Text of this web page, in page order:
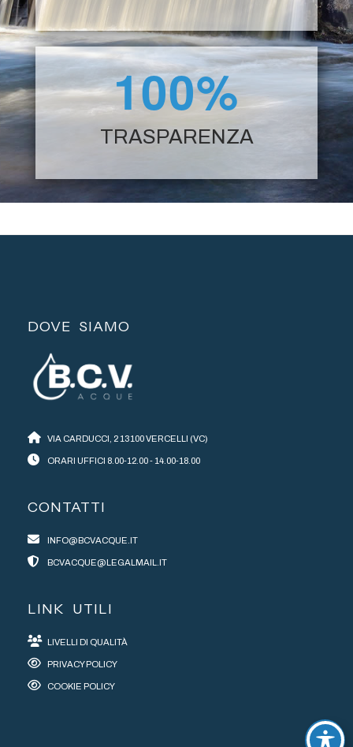
100%
TRASPARENZA
DOVE SIAMO
VIA CARDUCCI, 2 13100 VERCELLI (VC)
ORARI UFFICI 8.00-12.00 - 14.00-18.00
CONTATTI
INFO@BCVACQUE.IT
BCVACQUE@LEGALMAIL.IT
LINK UTILI
LIVELLI DI QUALITÀ
PRIVACY POLICY
COOKIE POLICY